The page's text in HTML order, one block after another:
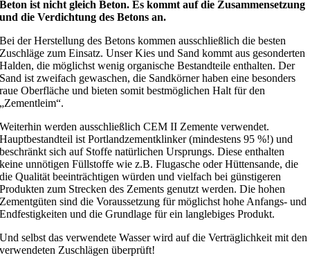
Beton ist nicht gleich Beton. Es kommt auf die Zusammensetzung
und die Verdichtung des Betons an.
Bei der Herstellung des Betons kommen ausschließlich die besten
Zuschläge zum Einsatz. Unser Kies und Sand kommt aus gesonderten
Halden, die möglichst wenig organische Bestandteile enthalten. Der
Sand ist zweifach gewaschen, die Sandkörner haben eine besonders
raue Oberfläche und bieten somit bestmöglichen Halt für den
„Zementleim“.
Weiterhin werden ausschließlich CEM II Zemente verwendet.
Hauptbestandteil ist Portlandzementklinker (mindestens 95 %!) und
beschränkt sich auf Stoffe natürlichen Ursprungs. Diese enthalten
keine unnötigen Füllstoffe wie z.B. Flugasche oder Hüttensande, die
die Qualität beeinträchtigen würden und vielfach bei günstigeren
Produkten zum Strecken des Zements genutzt werden. Die hohen
Zementgüten sind die Voraussetzung für möglichst hohe Anfangs- und
Endfestigkeiten und die Grundlage für ein langlebiges Produkt.
Und selbst das verwendete Wasser wird auf die Verträglichkeit mit den
verwendeten Zuschlägen überprüft!